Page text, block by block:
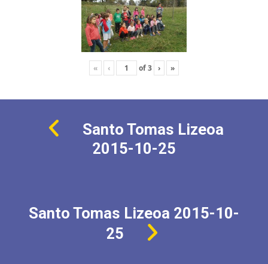
« ‹ of3 › »
Santo Tomas Lizeoa
2015-10-25
Santo Tomas Lizeoa 2015-10-
25